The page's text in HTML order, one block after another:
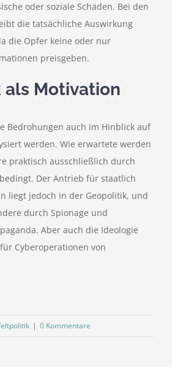
oder soziale Schäden. Bei den
die tatsächliche Auswirkung
die Opfer keine oder nur
preisgeben.
Motivation
Bedrohungen auch im Hinblick auf
werden. Wie erwartete werden
praktisch ausschließlich durch
Der Antrieb für staatlich
liegt jedoch in der Geopolitik, und
durch Spionage und
Aber auch die Ideologie
Cyberoperationen von
| 0 Kommentare